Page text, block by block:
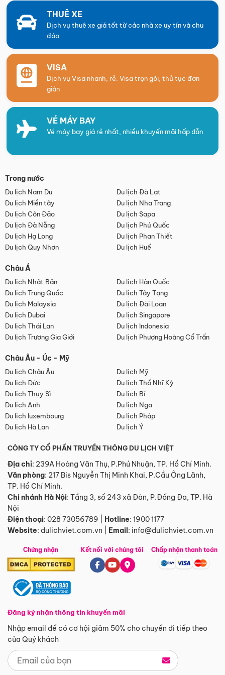
THUÊ XE
Dịch vụ thuê xe giá tốt từ các nhà xe uy tín và chu
đáo
VISA
Dịch vụ Visa nhanh, rẻ. Visa trọn gói, thủ tục đơn
giản
VÉ MÁY BAY
Vé máy bay giá rẻ nhất, nhiều khuyến mãi hấp dẫn
Trong nước
Du lịch Nam Du
Du lịch Đà Lạt
Du lịch Miền tây
Du lịch Nha Trang
Du lịch Côn Đảo
Du lịch Sapa
Du lịch Đà Nẵng
Du lịch Phú Quốc
Du lịch Hạ Long
Du lịch Phan Thiết
Du lịch Quy Nhơn
Du lịch Huế
Châu Á
Du lịch Nhật Bản
Du lịch Hàn Quốc
Du lịch Trung Quốc
Du lịch Tây Tạng
Du lịch Malaysia
Du lịch Đài Loan
Du lịch Dubai
Du lịch Singapore
Du lịch Thái Lan
Du lịch Indonesia
Du lịch Trương Gia Giới
Du lịch Phượng Hoàng Cổ Trấn
Châu Âu - Úc - Mỹ
Du lịch Châu Âu
Du lịch Mỹ
Du lịch Đức
Du lịch Thổ Nhĩ Kỳ
Du lịch Thụy Sĩ
Du lịch Bỉ
Du lịch Anh
Du lịch Nga
Du lịch luxembourg
Du lịch Pháp
Du lịch Hà Lan
Du lịch Ý
CÔNG TY CỔ PHẦN TRUYỀN THÔNG DU LỊCH VIỆT
Địa chỉ: 239A Hoàng Văn Thụ, P.Phú Nhuận, TP. Hồ Chí Minh.
Văn phòng: 217 Bis Nguyễn Thị Minh Khai, P.Cầu Ông Lãnh,
TP. Hồ Chí Minh.
Chi nhánh Hà Nội: Tầng 3, số 243 xã Đàn, P.Đống Đa, TP. Hà
Nội
Điện thoại: 028 73056789 Hotline: 1900 1177
Website: dulichviet.com.vn Email: info@dulichviet.com.vn
Chứng nhận
Đăng ký nhận thông tin khuyến mãi
Nhập email để có cơ hội giảm 50% cho chuyến đi tiếp theo
của Quý khách
Kết nối với chúng tôi Chấp nhận thanh toán